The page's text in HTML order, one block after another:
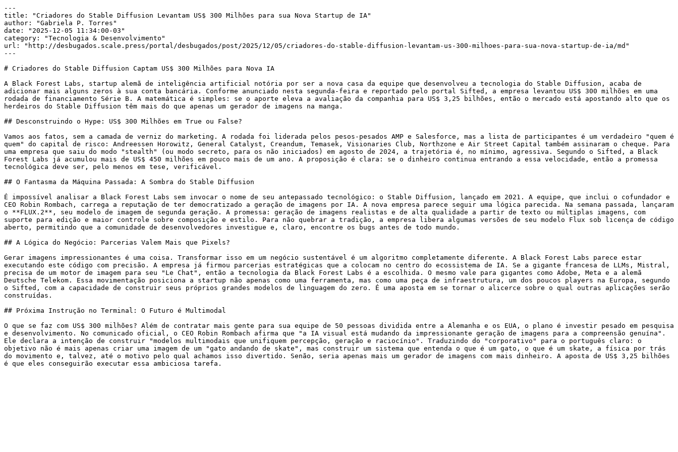
---
title: "Criadores do Stable Diffusion Levantam US$ 300 Milhões para sua Nova Startup de IA"
author: "Gabriela P. Torres"
date: "2025-12-05 11:34:00-03"
category: "Tecnologia & Desenvolvimento"
url: "http://desbugados.scale.press/portal/desbugados/post/2025/12/05/criadores-do-stable-diffusion-levantam-us-300-milhoes-para-sua-nova-startup-de-ia/md"
---
# Criadores do Stable Diffusion Captam US$ 300 Milhões para Nova IA
A Black Forest Labs, startup alemã de inteligência artificial notória por ser a nova casa da equipe que desenvolveu a tecnologia do Stable Diffusion, acaba de
adicionar mais alguns zeros à sua conta bancária. Conforme anunciado nesta segunda-feira e reportado pelo portal Sifted, a empresa levantou US$ 300 milhões em uma
rodada de financiamento Série B. A matemática é simples: se o aporte eleva a avaliação da companhia para US$ 3,25 bilhões, então o mercado está apostando alto que os
herdeiros do Stable Diffusion têm mais do que apenas um gerador de imagens na manga.
## Desconstruindo o Hype: US$ 300 Milhões em True ou False?
Vamos aos fatos, sem a camada de verniz do marketing. A rodada foi liderada pelos pesos-pesados AMP e Salesforce, mas a lista de participantes é um verdadeiro "quem é
quem" do capital de risco: Andreessen Horowitz, General Catalyst, Creandum, Temasek, Visionaries Club, Northzone e Air Street Capital também assinaram o cheque. Para
uma empresa que saiu do modo "stealth" (ou modo secreto, para os não iniciados) em agosto de 2024, a trajetória é, no mínimo, agressiva. Segundo o Sifted, a Black
Forest Labs já acumulou mais de US$ 450 milhões em pouco mais de um ano. A proposição é clara: se o dinheiro continua entrando a essa velocidade, então a promessa
tecnológica deve ser, pelo menos em tese, verificável.
## O Fantasma da Máquina Passada: A Sombra do Stable Diffusion
É impossível analisar a Black Forest Labs sem invocar o nome de seu antepassado tecnológico: o Stable Diffusion, lançado em 2021. A equipe, que inclui o cofundador e
CEO Robin Rombach, carrega a reputação de ter democratizado a geração de imagens por IA. A nova empresa parece seguir uma lógica parecida. Na semana passada, lançaram
o **FLUX.2**, seu modelo de imagem de segunda geração. A promessa: geração de imagens realistas e de alta qualidade a partir de texto ou múltiplas imagens, com
suporte para edição e maior controle sobre composição e estilo. Para não quebrar a tradição, a empresa libera algumas versões de seu modelo Flux sob licença de código
aberto, permitindo que a comunidade de desenvolvedores investigue e, claro, encontre os bugs antes de todo mundo.
## A Lógica do Negócio: Parcerias Valem Mais que Pixels?
Gerar imagens impressionantes é uma coisa. Transformar isso em um negócio sustentável é um algoritmo completamente diferente. A Black Forest Labs parece estar
executando este código com precisão. A empresa já firmou parcerias estratégicas que a colocam no centro do ecossistema de IA. Se a gigante francesa de LLMs, Mistral,
precisa de um motor de imagem para seu "Le Chat", então a tecnologia da Black Forest Labs é a escolhida. O mesmo vale para gigantes como Adobe, Meta e a alemã
Deutsche Telekom. Essa movimentação posiciona a startup não apenas como uma ferramenta, mas como uma peça de infraestrutura, um dos poucos players na Europa, segundo
o Sifted, com a capacidade de construir seus próprios grandes modelos de linguagem do zero. É uma aposta em se tornar o alicerce sobre o qual outras aplicações serão
construídas.
## Próxima Instrução no Terminal: O Futuro é Multimodal
O que se faz com US$ 300 milhões? Além de contratar mais gente para sua equipe de 50 pessoas dividida entre a Alemanha e os EUA, o plano é investir pesado em pesquisa
e desenvolvimento. No comunicado oficial, o CEO Robin Rombach afirma que "a IA visual está mudando da impressionante geração de imagens para a compreensão genuína".
Ele declara a intenção de construir "modelos multimodais que unifiquem percepção, geração e raciocínio". Traduzindo do "corporativo" para o português claro: o
objetivo não é mais apenas criar uma imagem de um "gato andando de skate", mas construir um sistema que entenda o que é um gato, o que é um skate, a física por trás
do movimento e, talvez, até o motivo pelo qual achamos isso divertido. Senão, seria apenas mais um gerador de imagens com mais dinheiro. A aposta de US$ 3,25 bilhões
é que eles conseguirão executar essa ambiciosa tarefa.